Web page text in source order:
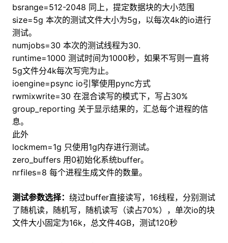
bsrange=512-2048 同上，提定数据块的大小范围
size=5g 本次的测试文件大小为5g，以每次4k的io进行
测试。
numjobs=30 本次的测试线程为30.
runtime=1000 测试时间为1000秒，如果不写则一直将
5g文件分4k每次写完为止。
ioengine=psync io引擎使用pync方式
rwmixwrite=30 在混合读写的模式下，写占30%
group_reporting 关于显示结果的，汇总每个进程的信
息。
此外
lockmem=1g 只使用1g内存进行测试。
zero_buffers 用0初始化系统buffer。
nrfiles=8 每个进程生成文件的数量。
测试参数选择： 绕过buffer直接读写，16线程，分别测试
了随机读，随机写，随机读写（读占70%），单次io的块
文件大小固定为16k，总文件4GB，测试120秒